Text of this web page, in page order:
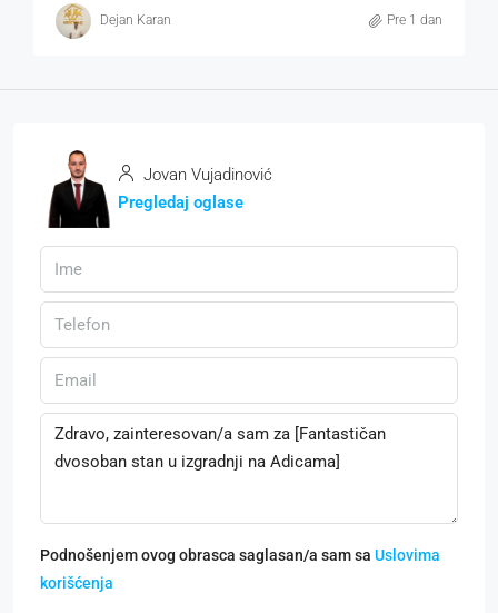
Dejan Karan Pre 1 dan
Jovan Vujadinović
Pregledaj oglase
Podnošenjem ovog obrasca saglasan/a sam sa Uslovima
korišćenja